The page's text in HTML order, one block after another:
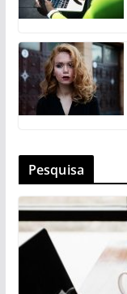
Pesquisa